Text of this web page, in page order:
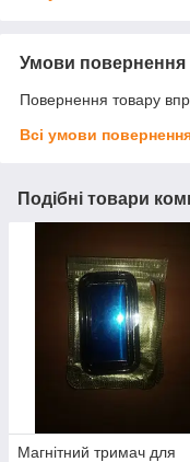
Умови повернення
Повернення товару
Всі умови
Подібні товари
Магнітний тримач для